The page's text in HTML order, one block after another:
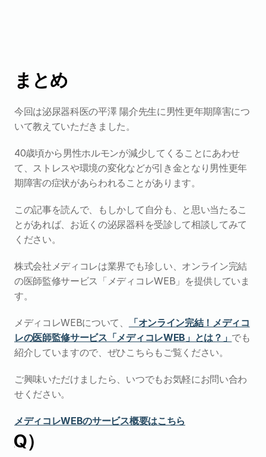
まとめ
今回は泌尿器科医の平澤 陽介先生に男性更年期障害につ
いて教えていただきました。
40歳頃から男性ホルモンが減少してくることにあわせ
て、ストレスや環境の変化などが引き金となり男性更年
期障害の症状があらわれることがあります。
この記事を読んで、もしかして自分も、と思い当たるこ
とがあれば、お近くの泌尿器科を受診して相談してみて
ください。
株式会社メディコレは業界でも珍しい、オンライン完結
の医師監修サービス「メディコレWEB」を提供していま
す。
メディコレWEBについて、
「オンライン完結！メディコ
レの医師監修サービス「メディコレWEB」とは？」 でも
紹介していますので、ぜひこちらもご覧ください。
ご興味いただけましたら、いつでもお気軽にお問い合わ
せください。
メディコレWEBのサービス概要はこちら
）